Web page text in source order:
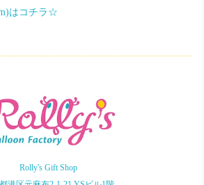
はコチラ☆
Rolly's Gift Shop